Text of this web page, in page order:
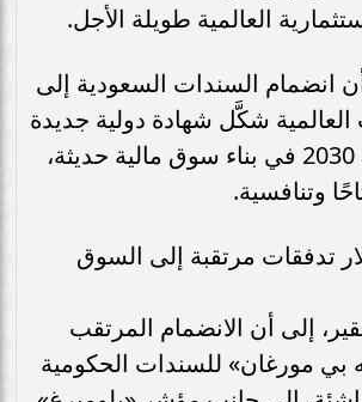
العالمية طويلة الأجل.
انضمام السندات السعودية إلى
شكَّل شهادة دولية جديدة
على نجاح رؤية 2030 في بناء سوق مالية حديثة،
وتنافسية.
تدفقات مرتقبة إلى السوق
إلى أن الانضمام المرتقب
بي مورغان» للسندات الحكومية